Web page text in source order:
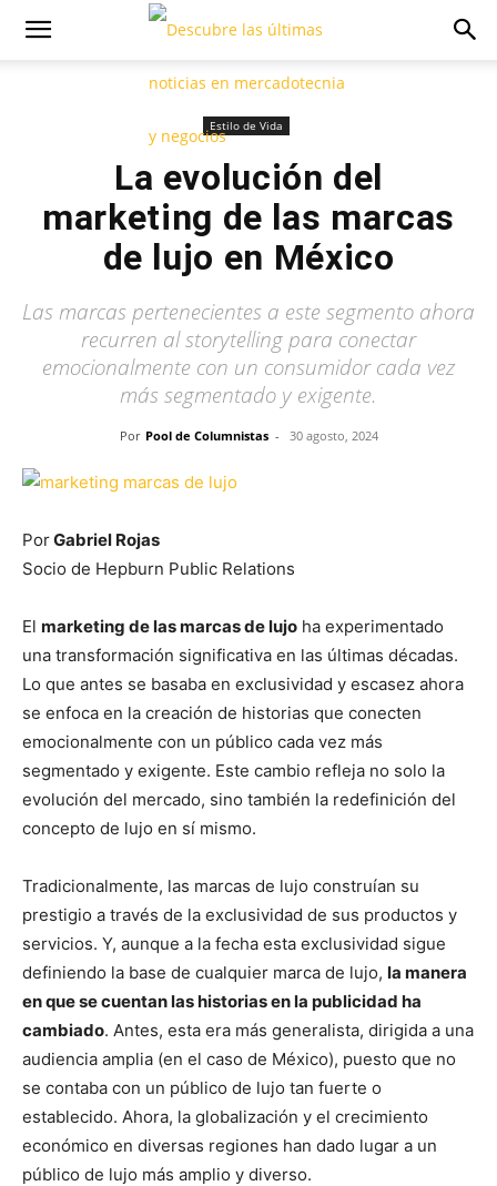
Estilo de Vida
La evolución del
marketing de las marcas
de lujo en México
Las marcas pertenecientes a este segmento ahora
recurren al storytelling para conectar
emocionalmente con un consumidor cada vez
más segmentado y exigente.
Por Pool de Columnistas - 30 agosto, 2024
PorGabriel Rojas
Socio de Hepburn Public Relations
El marketing de las marcas de lujo ha experimentado
una transformación significativa en las últimas décadas.
Lo que antes se basaba en exclusividad y escasez ahora
se enfoca en la creación de historias que conecten
emocionalmente con un público cada vez más
segmentado y exigente. Este cambio refleja no solo la
evolución del mercado, sino también la redefinición del
concepto de lujo en sí mismo.
Tradicionalmente, las marcas de lujo construían su
prestigio a través de la exclusividad de sus productos y
servicios. Y, aunque a la fecha esta exclusividad sigue
definiendo la base de cualquier marca de lujo, la manera
en que se cuentan las historias en la publicidad ha
cambiado. Antes, esta era más generalista, dirigida a una
audiencia amplia (en el caso de México), puesto que no
se contaba con un público de lujo tan fuerte o
establecido. Ahora, la globalización y el crecimiento
económico en diversas regiones han dado lugar a un
público de lujo más amplio y diverso.